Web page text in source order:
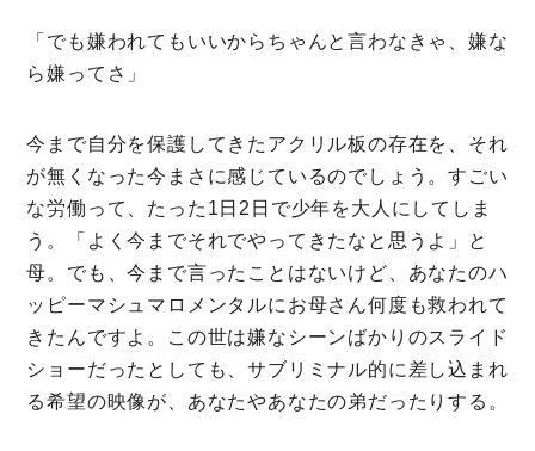
「でも嫌われてもいいからちゃんと言わなきゃ、嫌な
ら嫌ってさ」
今まで自分を保護してきたアクリル板の存在を、それ
が無くなった今まさに感じているのでしょう。すごい
な労働って、たった1日2日で少年を大人にしてしま
う。「よく今までそれでやってきたなと思うよ」と
母。でも、今まで言ったことはないけど、あなたのハ
ッピーマシュマロメンタルにお母さん何度も救われて
きたんですよ。この世は嫌なシーンばかりのスライド
ショーだったとしても、サブリミナル的に差し込まれ
る希望の映像が、あなたやあなたの弟だったりする。